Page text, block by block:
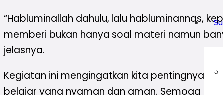
“Habluminallah dahulu, lalu habluminannas,
memberi bukan hanya soal materi namun
jelasnya.
Kegiatan ini mengingatkan kita pentingnya
belajar yang nyaman dan aman. Semoga